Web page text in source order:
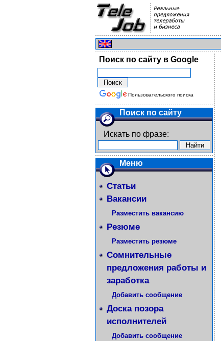
Поиск по сайту в Google
Пользовательского поиска
Поиск по сайту
Искать по фразе:
Меню
Статьи
Вакансии
Разместить вакансию
Резюме
Разместить резюме
Сомнительные
предложения работы и
заработка
Добавить сообщение
Доска позора
исполнителей
Добавить сообщение